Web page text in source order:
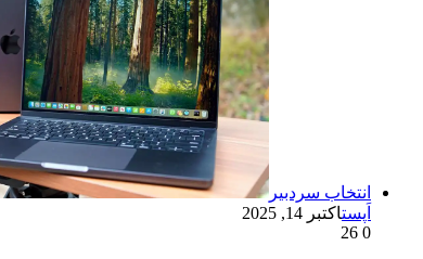
انتخاب سردبیر
اَپستاکتبر 14, 2025
0